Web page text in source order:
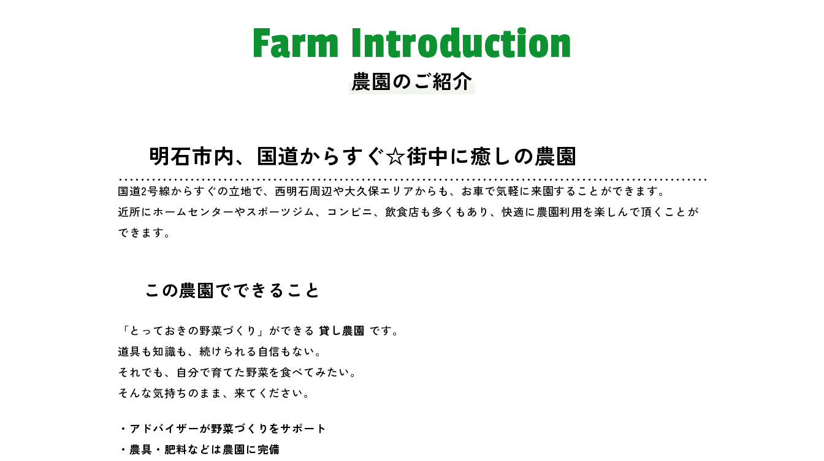
Farm Introduction
農園のご紹介
明石市内、国道からすぐ☆街中に癒しの農園
国道2号線からすぐの立地で、西明石周辺や大久保エリアからも、お車で気軽に来園することができます。
近所にホームセンターやスポーツジム、コンビニ、飲食店も多くもあり、快適に農園利用を楽しんで頂くことが
できます。
この農園でできること
「とっておきの野菜づくり」ができる貸し農園 です。
道具も知識も、続けられる自信もない。
それでも、自分で育てた野菜を食べてみたい。
そんな気持ちのまま、来てください。
・アドバイザーが野菜づくりをサポート
・農具・肥料などは農園に完備